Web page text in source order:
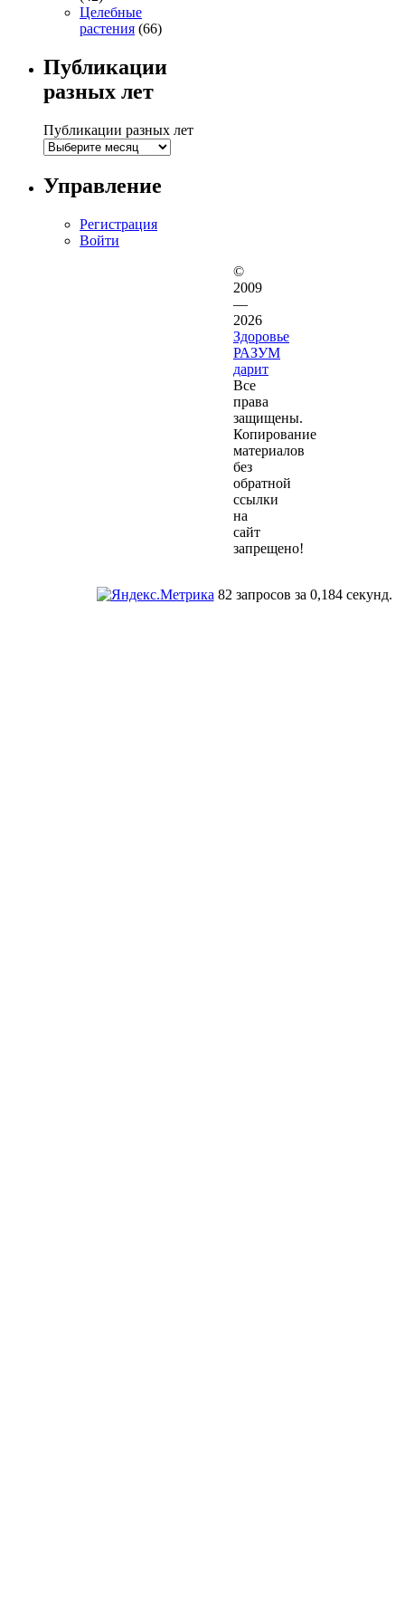
Целебные
растения (66)
Публикации
разных лет
Публикации разных лет
Управление
Регистрация
Войти
©
2009
—
2026
Здоровье
РАЗУМ
дарит
Все
права
защищены.
Копирование
материалов
без
обратной
ссылки
на
сайт
запрещено!
82 запросов за 0,184 секунд.